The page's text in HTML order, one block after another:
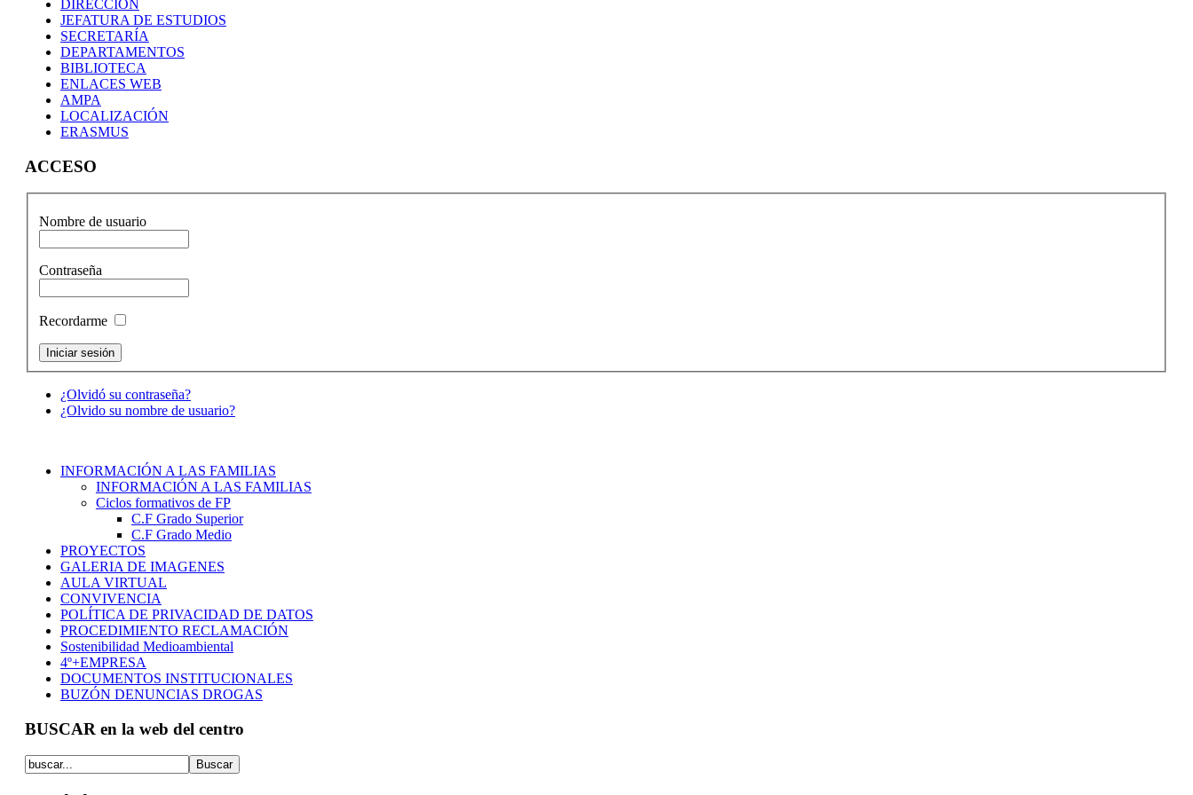
DIRECCIÓN
JEFATURA DE ESTUDIOS
SECRETARÍA
DEPARTAMENTOS
BIBLIOTECA
ENLACES WEB
AMPA
LOCALIZACIÓN
ERASMUS
ACCESO
Nombre de usuario
Contraseña
Recordarme
¿Olvidó su contraseña?
¿Olvido su nombre de usuario?
INFORMACIÓN A LAS FAMILIAS
INFORMACIÓN A LAS FAMILIAS
Ciclos formativos de FP
C.F Grado Superior
C.F Grado Medio
PROYECTOS
GALERIA DE IMAGENES
AULA VIRTUAL
CONVIVENCIA
POLÍTICA DE PRIVACIDAD DE DATOS
PROCEDIMIENTO RECLAMACIÓN
Sostenibilidad Medioambiental
4º+EMPRESA
DOCUMENTOS INSTITUCIONALES
BUZÓN DENUNCIAS DROGAS
BUSCAR en la web del centro